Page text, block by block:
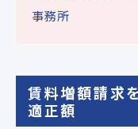
事務所
賃料増額請求
適正額